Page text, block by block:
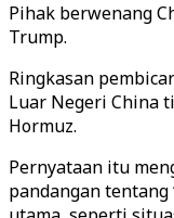
Pihak berwenang
Trump.
Ringkasan
Luar Negeri China
Hormuz.
Pernyataan itu
pandangan